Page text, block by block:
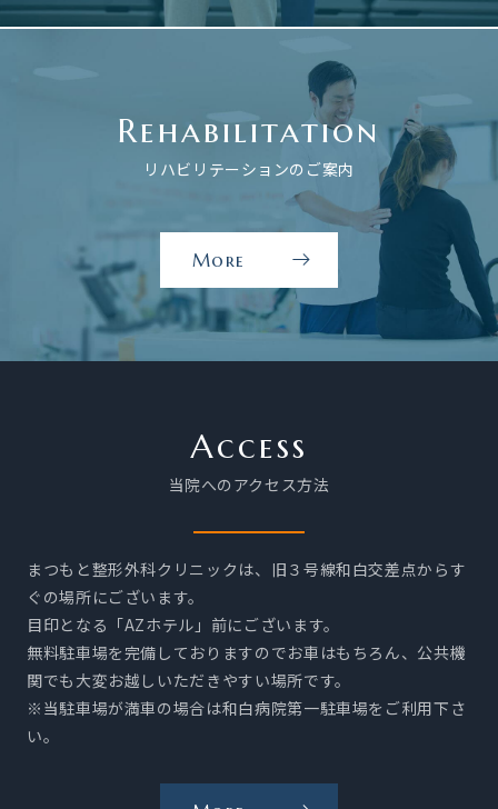
ア
案
内
る
Rehabilitation
リハビリテーションのご案内
More
リ
ハ
ビ
リ
ー
シ
ョ
案
内
を
見
Access
当院へのアクセス方法
まつもと整形外科クリニックは、旧３号線和白交差点からす
ぐの場所にございます。
目印となる「AZホテル」前にございます。
無料駐車場を完備しておりますのでお車はもちろん、公共機
関でも大変お越しいただきやすい場所です。
※当駐車場が満車の場合は和白病院第一駐車場をご利用下さ
い。